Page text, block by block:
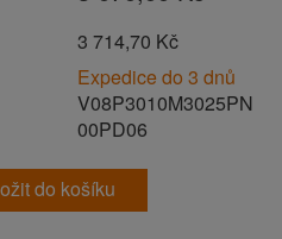
3 714,70 Kč
Expedice do 3 dnů
V08P3010M3025PN
00PD06
do košíku